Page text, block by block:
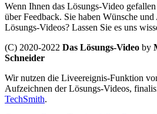
Wenn Ihnen das Lösungs-Video
über Feedback. Sie haben Wünsche
Lösungs-Videos? Lassen Sie es uns
(C) 2020-2022 Das Lösungs-Video by
Schneider
Wir nutzen die Liveereignis-Funktion
Aufzeichnen der Lösungs-Videos,
TechSmith.